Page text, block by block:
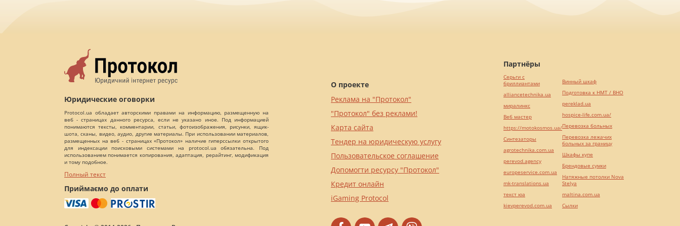
Юридические оговорки
Protocol.ua обладает авторскими правами на информацию, размещенную на
веб - страницах данного ресурса, если не указано иное. Под информацией
понимаются тексты, комментарии, статьи, фотоизображения, рисунки, ящик-
шота, сканы, видео, аудио, другие материалы. При использовании материалов,
размещенных на веб - страницах «Протокол» наличие гиперссылки открытого
для индексации поисковыми системами на protocol.ua обязательна. Под
использованием понимается копирования, адаптация, рерайтинг, модификация
и тому подобное.
Полный текст
Приймаємо до оплати
О проекте
Реклама на "Протокол"
"Протокол" без реклами!
Карта сайта
Тендер на юридическую услугу
Пользовательское соглашение
Допомогти ресурсу "Протокол"
Кредит онлайн
iGaming Protocol
Партнёры
Серьги с
бриллиантами
alliancetechnika.ua
миралинкс
Веб мастер
https://motokosmos.ua/
Синтезаторы
agrotechnika.com.ua
perevod.agency
europeservice.com.ua
mk-translations.ua
текст юа
kievperevod.com.ua
Винный шкаф
Подготовка к НМТ / ВНО
pereklad.ua
hospice-life.com.ua/
Перевозка больных
Перевозка лежачих
больных за границу
Шкафы купе
Брендовые сумки
Натяжные потолки Nova
Stelya
maltina.com.ua
Cылки